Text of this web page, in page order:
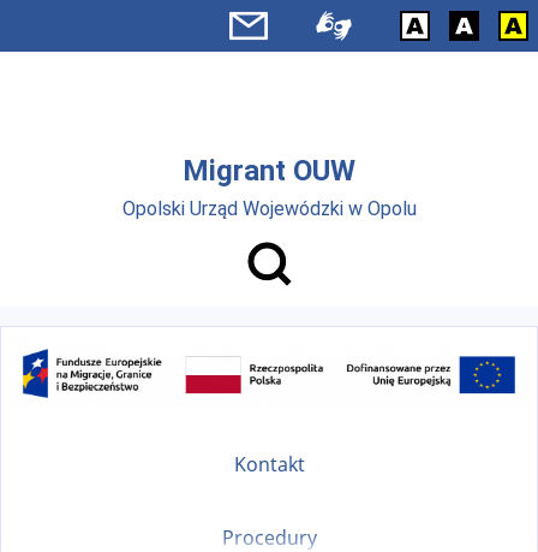
Przejdź do menu głównego
Migrant OUW
Opolski Urząd Wojewódzki w Opolu
Kontakt
Procedury